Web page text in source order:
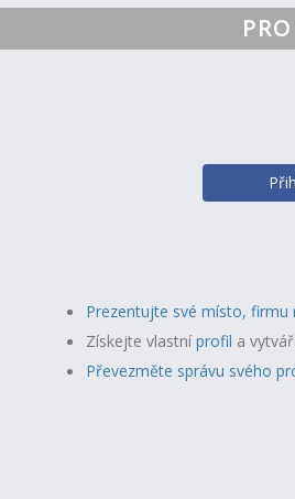
Prezentujte své místo, firmu
Získejte vlastní profil a v
Převezměte správu svého